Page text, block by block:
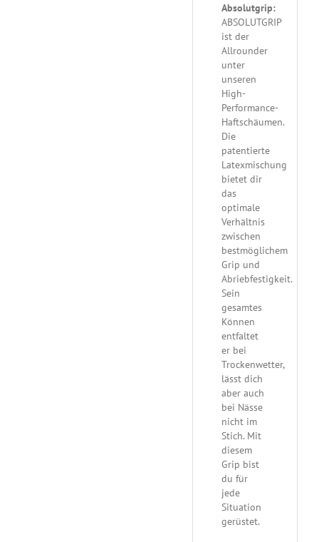
Absolutgrip:
ABSOLUTGRIP
ist der
Allrounder
unter
unseren
High-
Performance-
Haftschäumen.
Die
patentierte
Latexmischung
bietet dir
das
optimale
Verhältnis
zwischen
bestmöglichem
Grip und
Abriebfestigkeit.
Sein
gesamtes
Können
entfaltet
er bei
Trockenwetter,
lässt dich
aber auch
bei Nässe
nicht im
Stich. Mit
diesem
Grip bist
du für
jede
Situation
gerüstet.